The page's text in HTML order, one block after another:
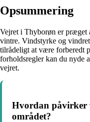
Opsummering
Vejret i Thyborøn er præget
vintre. Vindstyrke og
tilrådeligt at være forberedt
forholdsregler kan du nyde
vejret.
Hvordan påvirker
området?